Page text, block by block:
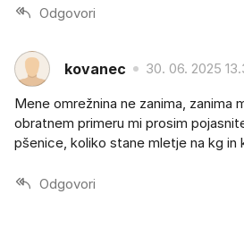
Odgovori
kovanec 30. 06. 2025
Mene omrežnina ne zanima, zanima
obratnem primeru mi prosim
pšenice, koliko stane mletje na kg in
Odgovori